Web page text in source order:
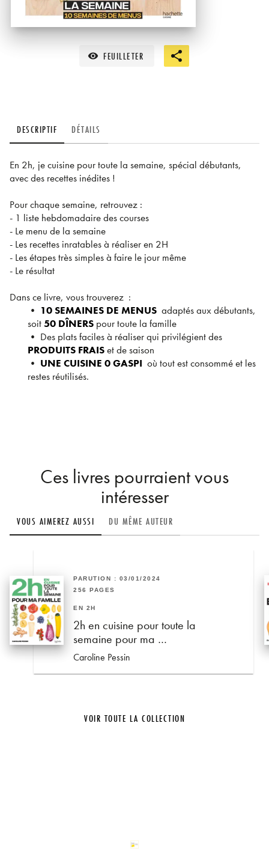
visibility FEUILLETER
DESCRIPTIF DÉTAILS
En 2h, je cuisine pour toute la semaine, spécial débutants,
avec des recettes inédites !
Pour chaque semaine, retrouvez :
- 1 liste hebdomadaire des courses
- Le menu de la semaine
- Les recettes inratables à réaliser en 2H
- Les étapes très simples à faire le jour même
- Le résultat
Dans ce livre, vous trouverez :
• 10 SEMAINES DE MENUSadaptés aux débutants,
soit50 DÎNERSpour toute la famille
• Des plats faciles à réaliser qui privilégient des
PRODUITS FRAISet de saison
• UNE CUISINE 0 GASPI où tout est consommé et les
restes réutilisés.
Ces livres pourraient vous
intéresser
VOUS AIMEREZ AUSSI DU MÊME AUTEUR
PARUTION : 03/01/2024
256 PAGES
EN 2H
2h en cuisine pour toute la
semaine pour ma …
Caroline Pessin
VOIR TOUTE LA COLLECTION